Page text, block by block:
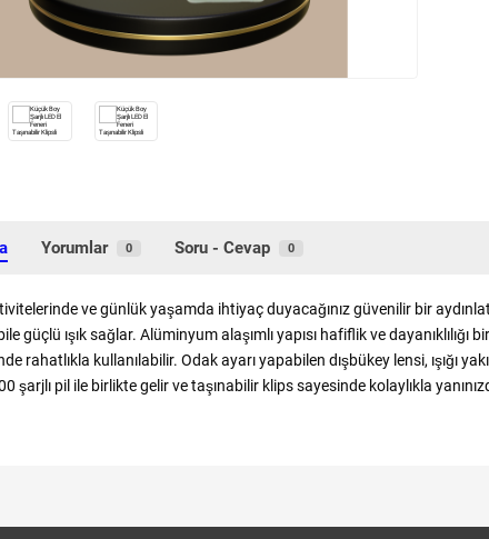
Yorumlar 0 Soru - Cevap 0
ve günlük yaşamda ihtiyaç duyacağınız güvenilir bir
güçlü ışık sağlar. Alüminyum alaşımlı yapısı hafiflik ve
rahatlıkla kullanılabilir. Odak ayarı yapabilen dışbükey lensi, ışığı
şarjlı pil ile birlikte gelir ve taşınabilir klips sayesinde kolaylıkla